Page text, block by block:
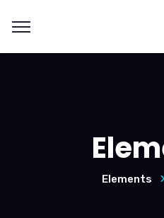
Elements